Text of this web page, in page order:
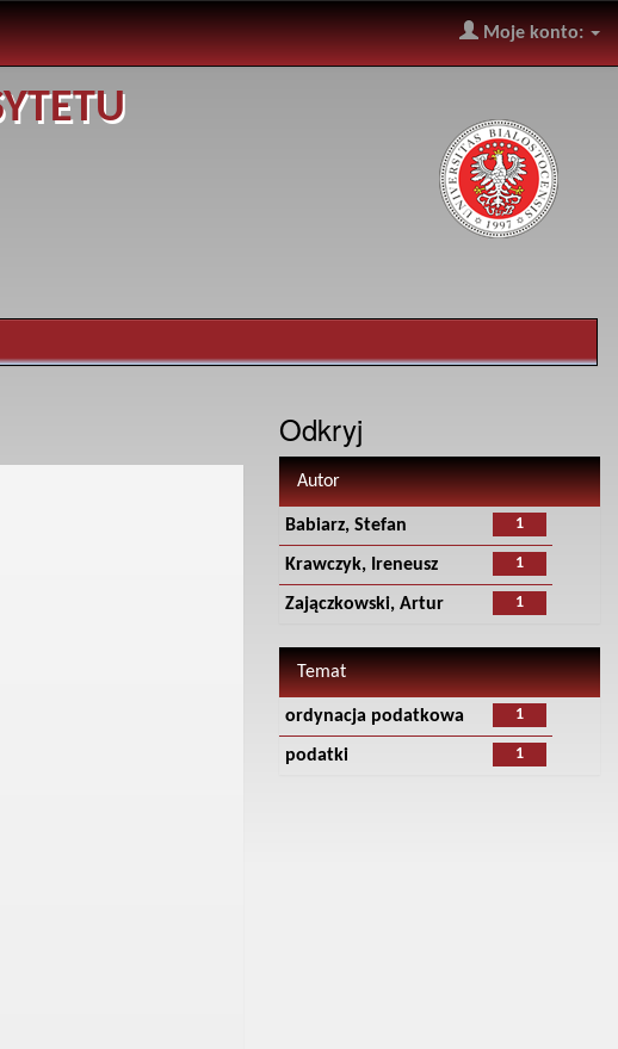
Moje konto:
Odkryj
Autor
1
Babiarz, Stefan
1
Krawczyk, Ireneusz
1
Zajączkowski, Artur
Temat
1
ordynacja podatkowa
1
podatki